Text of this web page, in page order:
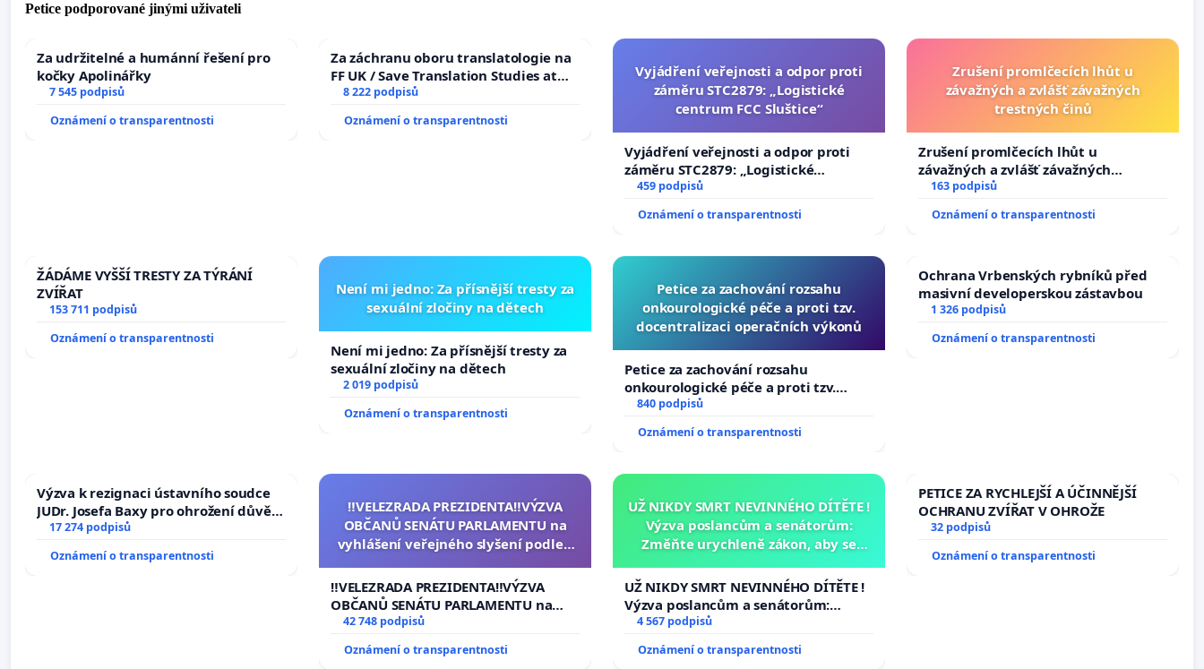
Petice podporované jinými uživateli
Za udržitelné a humánní řešení pro
kočky Apolinářky
7 545 podpisů
Oznámení o transparentnosti
Za záchranu oboru translatologie na
FF UK / Save Translation Studies at
the Faculty of Arts, Charles
University
8 222 podpisů
Oznámení o transparentnosti
Vyjádření veřejnosti a odpor proti
záměru STC2879: „Logistické
centrum FCC Sluštice“
Vyjádření veřejnosti a odpor proti
záměru STC2879: „Logistické
centrum FCC Sluštice“
459 podpisů
Oznámení o transparentnosti
Zrušení promlčecích lhůt u
závažných a zvlášť závažných
trestných činů
Zrušení promlčecích lhůt u
závažných a zvlášť závažných
trestných činů
163 podpisů
Oznámení o transparentnosti
ŽÁDÁME VYŠŠÍ TRESTY ZA TÝRÁNÍ
ZVÍŘAT
153 711 podpisů
Oznámení o transparentnosti
Není mi jedno: Za přísnější tresty za
sexuální zločiny na dětech
Není mi jedno: Za přísnější tresty za
sexuální zločiny na dětech
2 019 podpisů
Oznámení o transparentnosti
Petice za zachování rozsahu
onkourologické péče a proti tzv.
docentralizaci operačních výkonů
Petice za zachování rozsahu
onkourologické péče a proti tzv.
docentralizaci operačních výkonů
840 podpisů
Oznámení o transparentnosti
Ochrana Vrbenských rybníků před
masivní developerskou zástavbou
1 326 podpisů
Oznámení o transparentnosti
Výzva k rezignaci ústavního soudce
JUDr. Josefa Baxy pro ohrožení důvěry
ve spravedlivý proces
17 274 podpisů
Oznámení o transparentnosti
‼️VELEZRADA PREZIDENTA‼️VÝZVA
OBČANŮ SENÁTU PARLAMENTU na
vyhlášení veřejného slyšení podle §
na přijetí usnesení k podání ústavní
žaloby na prezidenta republiky
‼️VELEZRADA PREZIDENTA‼️VÝZVA
OBČANŮ SENÁTU PARLAMENTU na
vyhlášení veřejného slyšení podle §
144 jednacího řádu Senátu k návrhu
na přijetí usnesení k podání ústavní
42 748 podpisů
Oznámení o transparentnosti
UŽ NIKDY SMRT NEVINNÉHO DÍTĚTE !
Výzva poslancům a senátorům:
Změňte urychleně zákon, aby se
opakovat!
UŽ NIKDY SMRT NEVINNÉHO DÍTĚTE !
Výzva poslancům a senátorům:
Změňte urychleně zákon, aby se
tragédie malé Viktorky už nemohla
opakovat!
4 567 podpisů
Oznámení o transparentnosti
PETICE ZA RYCHLEJŠÍ A ÚČINNĚJŠÍ
OCHRANU ZVÍŘAT V OHROŽE
32 podpisů
Oznámení o transparentnosti